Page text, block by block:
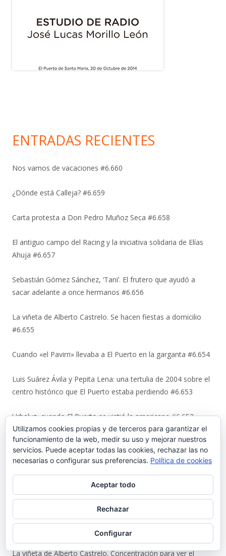
ENTRADAS RECIENTES
Nos vamos de vacaciones #6.660
¿Dónde está Calleja? #6.659
Carta protesta a Don Pedro Muñoz Seca #6.658
El antiguo campo del Racing y la iniciativa solidaria de Elías
Ahuja #6.657
Sebastián Gómez Sánchez, ‘Tani’. El frutero que ayudó a
sacar adelante a once hermanos #6.656
La viñeta de Alberto Castrelo. Se hacen fiestas a domicilio
#6.655
Cuando «el Pavirri» llevaba a El Puerto en la garganta #6.654
Luis Suárez Ávila y Pepita Lena: una tertulia de 2004 sobre el
centro histórico que El Puerto estaba perdiendo #6.653
Urbaluz, cuando El Puerto se vistió la americana #6.652
Los últimos coletazos de una enseñanza basada en el miedo
#6.651
En 1970, bendición de los espigones de Poniente y Levante
#6.650
El Coto de la Isleta y Valdelagrana. Geohistoria de un espacio
entre el mar y las marismas #6.649
La viñeta de Alberto Castrelo. Concentración para ver el
Utilizamos cookies propias y de terceros para garantizar el
funcionamiento de la web, medir su uso y mejorar nuestros
servicios. Puede aceptar todas las cookies, rechazar las no
necesarias o configurar sus preferencias. Política de cookies
Aceptar todo
Rechazar
Configurar